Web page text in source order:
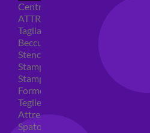
Centrini e Sacchetti Alimentari
ATTREZZI PER DOLCI
Tagliapasta
Beccucci e Sac à poche
Stencil per torte
Stampi ad espulsione
Stampi in silicone
Forme per cioccolato
Teglie per torte
Attrezzi cake design
Spatole ed accessori per decorare